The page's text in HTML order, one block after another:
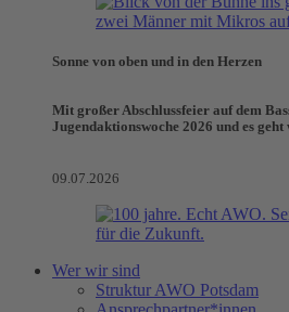
Sonne von oben und in den Herzen
Mit großer Abschlussfeier auf dem
Jugendaktionswoche 2026 und es
09.07.2026
Wer wir sind
Struktur AWO Potsdam